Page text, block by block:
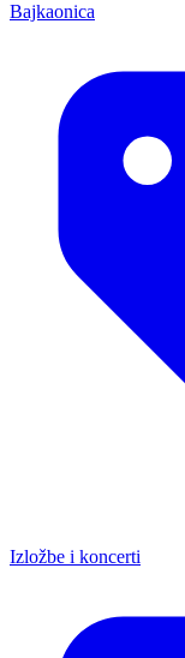
Bajkaonica
Izložbe i koncerti